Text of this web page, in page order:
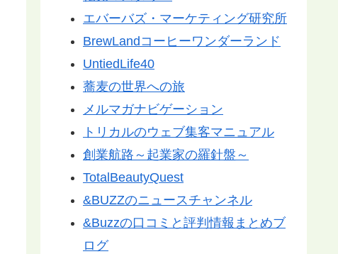
エバーバズ・マーケティング研究所
BrewLandコーヒーワンダーランド
UntiedLife40
蕎麦の世界への旅
メルマガナビゲーション
トリカルのウェブ集客マニュアル
創業航路～起業家の羅針盤～
TotalBeautyQuest
&BUZZのニュースチャンネル
&Buzzの口コミと評判情報まとめブ
ログ